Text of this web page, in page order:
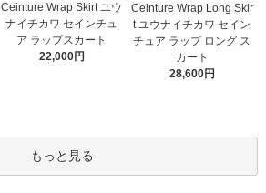
Ceinture Wrap Skirt ユウ
ナイチカワ セインチュ
ア ラップスカート
22,000円
Ceinture Wrap Long Skir
t ユウナイチカワ セイン
チュア ラップ ロング ス
カート
28,600円
もっと見る